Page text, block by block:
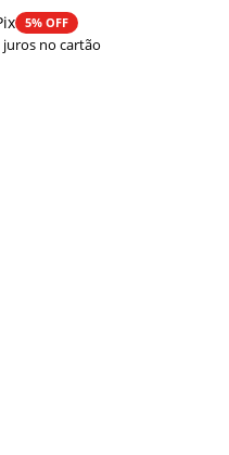
5% OFF
no cartão